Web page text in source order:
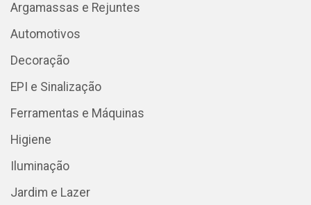
Argamassas e Rejuntes
Automotivos
Decoração
EPI e Sinalização
Ferramentas e Máquinas
Higiene
Iluminação
Jardim e Lazer